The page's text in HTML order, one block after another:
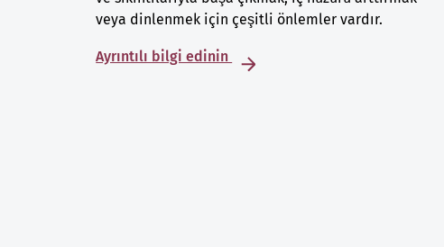
veya dinlenmek için çeşitli önlemler vardır.
Ayrıntılı bilgi edinin